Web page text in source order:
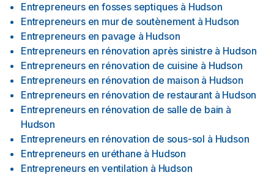
Entrepreneurs en fosses septiques à Hudson
Entrepreneurs en mur de soutènement à Hudson
Entrepreneurs en pavage à Hudson
Entrepreneurs en rénovation après sinistre à Hudson
Entrepreneurs en rénovation de cuisine à Hudson
Entrepreneurs en rénovation de maison à Hudson
Entrepreneurs en rénovation de restaurant à Hudson
Entrepreneurs en rénovation de salle de bain à
Hudson
Entrepreneurs en rénovation de sous-sol à Hudson
Entrepreneurs en uréthane à Hudson
Entrepreneurs en ventilation à Hudson